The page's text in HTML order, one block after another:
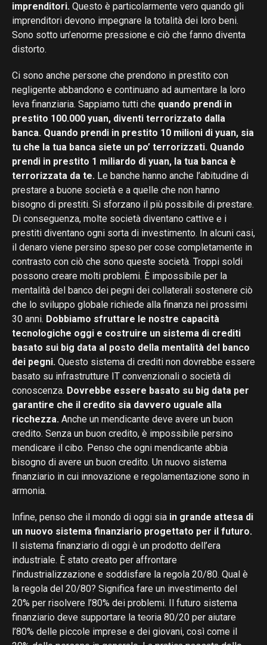
imprenditori. Questo è particolarmente vero quando gli
imprenditori devono impegnare la totalità dei loro beni.
Sono sotto un’enorme pressione e ciò che fanno diventa
distorto.
Ci sono anche persone che prendono in prestito con
negligente abbandono e continuano ad aumentare la loro
leva finanziaria. Sappiamo tutti che quando prendi in
prestito 100.000 yuan, diventi terrorizzato dalla
banca. Quando prendi in prestito 10 milioni di yuan, sia
tu che la tua banca siete un po’ terrorizzati. Quando
prendi in prestito 1 miliardo di yuan, la tua banca è
terrorizzata da te. Le banche hanno anche l’abitudine di
prestare a buone società e a quelle che non hanno
bisogno di prestiti. Si sforzano il più possibile di prestare.
Di conseguenza, molte società diventano cattive e i
prestiti diventano ogni sorta di investimento. In alcuni casi,
il denaro viene persino speso per cose completamente in
contrasto con ciò che sono queste società. Troppi soldi
possono creare molti problemi. È impossibile per la
mentalità del banco dei pegni dei collaterali sostenere ciò
che lo sviluppo globale richiede alla finanza nei prossimi
30 anni. Dobbiamo sfruttare le nostre capacità
tecnologiche oggi e costruire un sistema di crediti
basato sui big data al posto della mentalità del banco
dei pegni. Questo sistema di crediti non dovrebbe essere
basato su infrastrutture IT convenzionali o società di
conoscenza. Dovrebbe essere basato su big data per
garantire che il credito sia davvero uguale alla
ricchezza. Anche un mendicante deve avere un buon
credito. Senza un buon credito, è impossibile persino
mendicare il cibo. Penso che ogni mendicante abbia
bisogno di avere un buon credito. Un nuovo sistema
finanziario in cui innovazione e regolamentazione sono in
armonia.
Infine, penso che il mondo di oggi sia in grande attesa di
un nuovo sistema finanziario progettato per il futuro.
Il sistema finanziario di oggi è un prodotto dell’era
industriale. È stato creato per affrontare
l’industrializzazione e soddisfare la regola 20/80. Qual è
la regola del 20/80? Significa fare un investimento del
20% per risolvere l’80% dei problemi. Il futuro sistema
finanziario deve supportare la teoria 80/20 per aiutare
l’80% delle piccole imprese e dei giovani, così come il